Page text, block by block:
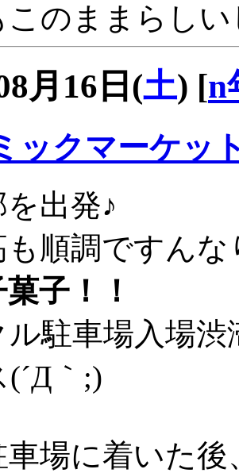
このままらし
月16日(土) [n
ックマーケッ
を出発♪
も順調ですん
子！！
ル駐車場入場
｀;)
車場に着いた